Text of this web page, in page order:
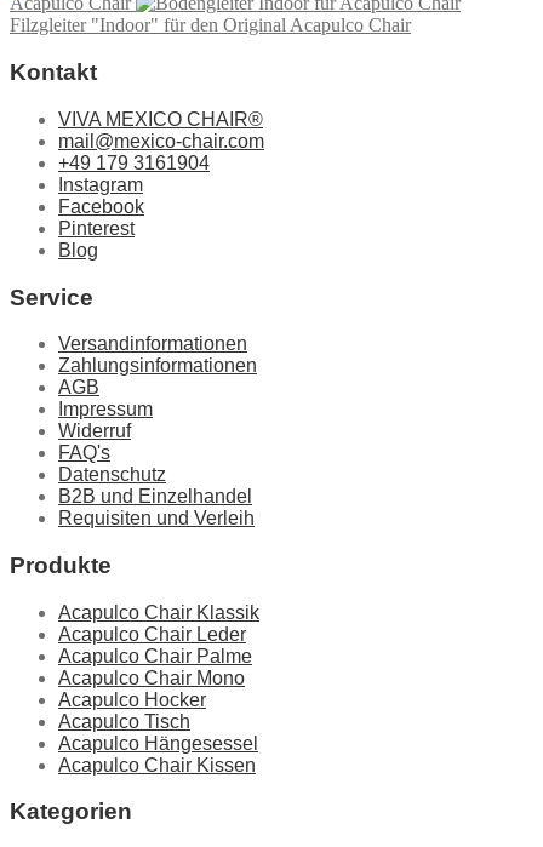
Filzgleiter "Indoor" für den Original Acapulco Chair
Kontakt
VIVA MEXICO CHAIR®
mail@mexico-chair.com
+49 179 3161904
Instagram
Facebook
Pinterest
Blog
Service
Versandinformationen
Zahlungsinformationen
AGB
Impressum
Widerruf
FAQ's
Datenschutz
B2B und Einzelhandel
Requisiten und Verleih
Produkte
Acapulco Chair Klassik
Acapulco Chair Leder
Acapulco Chair Palme
Acapulco Chair Mono
Acapulco Hocker
Acapulco Tisch
Acapulco Hängesessel
Acapulco Chair Kissen
Kategorien